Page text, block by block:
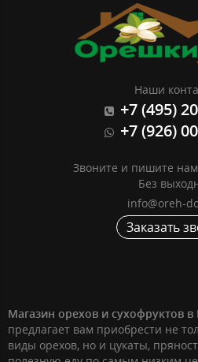
Наши
+7 (495)
+7 (926)
Звоните и пишите
Без
info@oreh-
Заказать
Магазин орехов и сухофруктов
предлагает вам приобрести не
виды орехов, но и цукаты,